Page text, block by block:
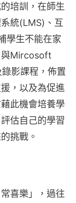
培訓，在師生
統(LMS)、互
學生不能在家
與Mircosoft
影課程，佈置
，以及為促進
此機會培養學
估自己的學習
挑戰。
喜樂」，過往